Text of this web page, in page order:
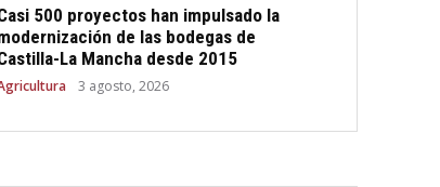
500 proyectos han impulsado la
de las bodegas de
La Mancha desde 2015
3 agosto, 2026